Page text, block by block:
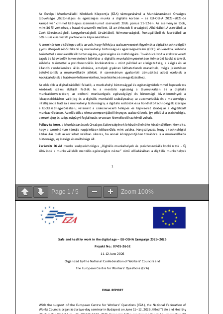
Page 1 / 5 Zoom 100%